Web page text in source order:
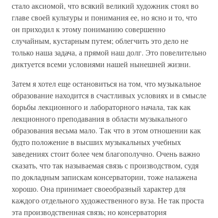
стало аксиомой, что всякий великий художник стоял во
главе своей культуры и понимания ее, но ясно и то, что
он приходил к этому пониманию совершенно
случайным, кустарным путем; облегчить это дело не
только наша задача, а прямой наш долг. Это повелительно
диктуется всеми условиями нашей нынешней жизни.
Затем я хотел еще остановиться на том, что музыкальное
образование находится в счастливых условиях и в смысле
борьбы лекционного и лабораторного начала, так как
лекционного преподавания в области музыкального
образования весьма мало. Так что в этом отношении как
будто положение в высших музыкальных учебных
заведениях стоит более чем благополучно. Очень важно
сказать, что так называемая связь с производством, судя
по докладным запискам консерватории, тоже налажена
хорошо. Она принимает своеобразный характер для
каждого отдельного художественного вуза. Не так проста
эта производственная связь; но консерватория